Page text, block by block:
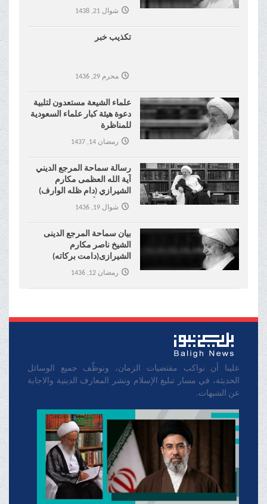
موضوع نكاح المتعة !
شوال 21, 1438
تكذيب خبر
محرم 29, 1436
علماء الشيعة مستعدون لتلبية
دعوة هيئة كبار علماء السعودية
للمناظرة
رمضان 14, 1437
رسالة سماحة المرجع الديني
آية الله العظمى مكارم
الشيرازي (دام ظله الوارف)
إلى شيخ الأزهر
شوال 19, 1436
بیان سماحة المرجع الدینی
الشیخ ناصر مکارم
الشیرازی(دامت برکاته)
بمناسبة التفجیر الاجرامي في
مسجد الإمام الصادق في
الکویت
رمضان 12, 1436
علينا أن نواكب مقتضيات الزمان، ونوظّف جميع الوسائل
الحديثة، في مسار تبليغ الإسلام ونشر المعارف الدينية والاجابة
عن الشبهات.